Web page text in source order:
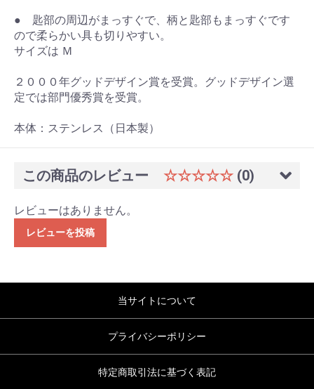
● 匙部の周辺がまっすぐで、柄と匙部もまっすぐです
ので柔らかい具も切りやすい。
サイズは Ｍ
２０００年グッドデザイン賞を受賞。グッドデザイン選
定では部門優秀賞を受賞。
本体：ステンレス（日本製）
この商品のレビュー ☆☆☆☆☆ (0)
レビューはありません。
レビューを投稿
当サイトについて
プライバシーポリシー
特定商取引法に基づく表記